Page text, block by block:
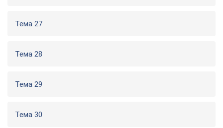
Тема 27
Тема 28
Тема 29
Тема 30